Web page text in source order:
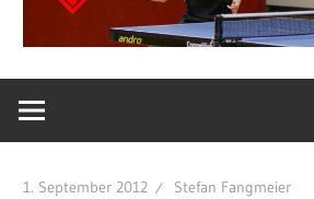
1. September 2012 Stefan Fangmeier